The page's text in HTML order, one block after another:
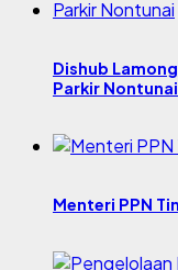
Dishub
Parkir Nontunai
Menteri PPN